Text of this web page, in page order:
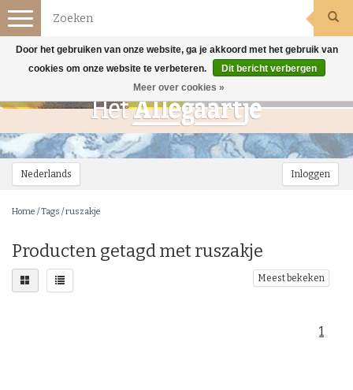
Nederlands Inloggen
Toggle
navigation
Home /Tags /ruszakje
Producten getagd met ruszakje
Meest bekeken
1
Door het gebruiken van onze website, ga je akkoord met het gebruik van
cookies om onze website te verbeteren.
Dit bericht verbergen
Meer over cookies »